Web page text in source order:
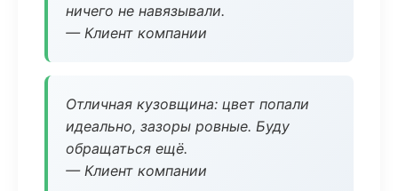
ничего не навязывали.
— Клиент компании
Отличная кузовщина: цвет попали
идеально, зазоры ровные. Буду
обращаться ещё.
— Клиент компании